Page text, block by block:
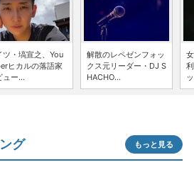
ツ・塙宣之、You
ヒカルの落語家
ュー...
解散のレペゼンフォッ
クス元リーダー・DJ S
HACHO...
グ もっと見る